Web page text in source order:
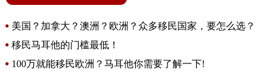
美国？加拿大？澳洲？欧洲？众多移民国家，要怎么选？
移民马耳他的门槛最低！
100万就能移民欧洲？马耳他你需要了解一下!